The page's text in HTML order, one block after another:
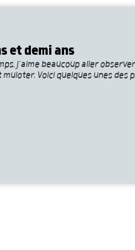
et demi ans
j’aime beaucoup aller
Voici quelques unes des